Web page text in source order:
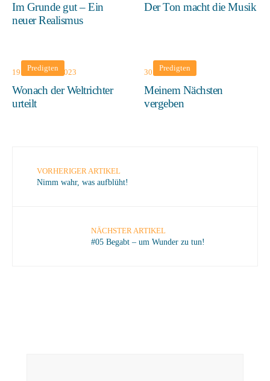
Im Grunde gut – Ein
neuer Realismus
Der Ton macht die Musik
Predigten
19. November 2023
Wonach der Weltrichter
urteilt
Predigten
30. Juli 2023
Meinem Nächsten
vergeben
VORHERIGER ARTIKEL
Nimm wahr, was aufblüht!
NÄCHSTER ARTIKEL
#05 Begabt – um Wunder zu tun!